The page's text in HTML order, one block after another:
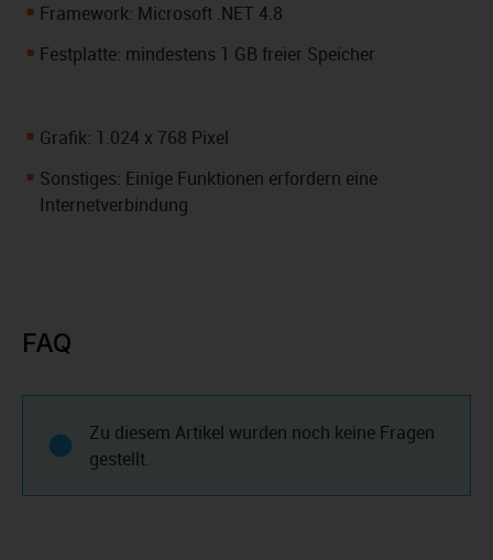
Framework: Microsoft .NET 4.8
Festplatte: mindestens 1 GB freier Speicher
Grafik: 1.024 x 768 Pixel
Sonstiges: Einige Funktionen erfordern eine
Internetverbindung
FAQ
Zu diesem Artikel wurden noch keine Fragen
gestellt.